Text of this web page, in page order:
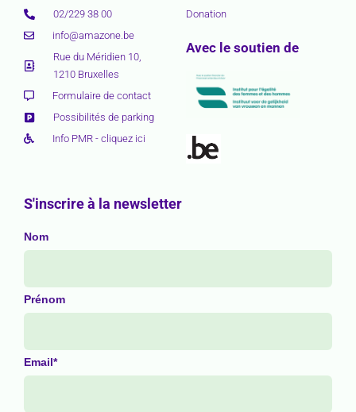
02/229 38 00
info@amazone.be
Rue du Méridien 10,
1210 Bruxelles
Formulaire de contact
Possibilités de parking
Info PMR - cliquez ici
Donation
Avec le soutien de
S'inscrire à la newsletter
Nom
Prénom
Email*